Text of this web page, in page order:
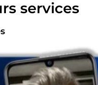
services